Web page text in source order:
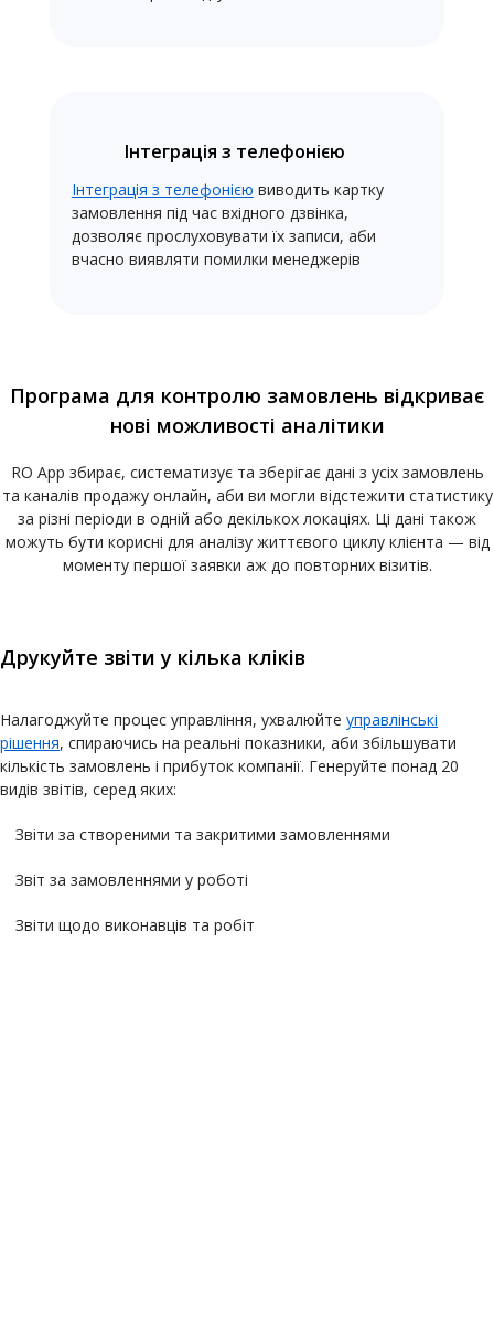
Інтеграція з телефонією
Інтеграція з телефонією виводить картку
замовлення під час вхідного дзвінка,
дозволяє прослуховувати їх записи, аби
вчасно виявляти помилки менеджерів
Програма для контролю замовлень відкриває
нові можливості аналітики
RO App збирає, систематизує та зберігає дані з усіх замовлень
та каналів продажу онлайн, аби ви могли відстежити статистику
за різні періоди в одній або декількох локаціях. Ці дані також
можуть бути корисні для аналізу життєвого циклу клієнта — від
моменту першої заявки аж до повторних візитів.
Друкуйте звіти у кілька кліків
Налагоджуйте процес управління, ухвалюйте управлінські
рішення, спираючись на реальні показники, аби збільшувати
кількість замовлень і прибуток компанії. Генеруйте понад 20
видів звітів, серед яких:
Звіти за створеними та закритими замовленнями
Звіт за замовленнями у роботі
Звіти щодо виконавців та робіт